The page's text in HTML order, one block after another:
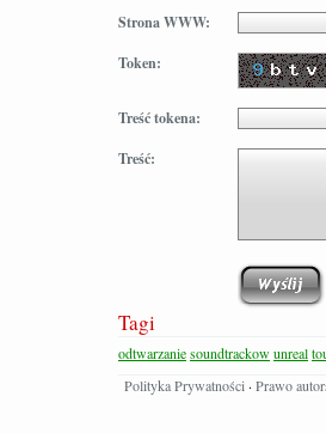
Strona WWW:
Token:
Treść tokena:
Treść:
Tagi
odtwarzaniesoundtrackowunreal
Polityka Prywatności · Prawo